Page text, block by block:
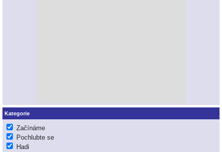
Kategorie
Začínáme
Pochlubte se
Hadi